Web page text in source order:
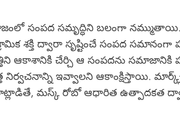
సంపద సమృద్ధిని బలంగా నమ్ముతాయి.
శక్తి ద్వారా సృష్టించే సంపద సమానంగా
ఆకాశానికి చేర్చి ఆ సంపదను
నిర్వచనాన్ని ఇవ్వాలని ఆకాంక్షిస్తాయి.
మస్క్ రోబో ఆధారిత ఉత్పాదకత